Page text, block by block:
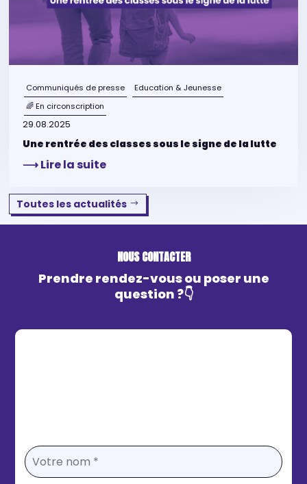
Communiqués de presse
Education & Jeunesse
🌈 En circonscription
29.08.2025
Une rentrée des classes sous le signe de la lutte
⟶ Lire la suite
Toutes les actualités
NOUS CONTACTER
Prendre rendez-vous ou poser une
question ?👇